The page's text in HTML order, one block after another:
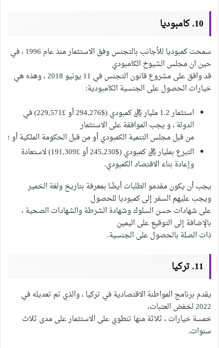
10. كامبوديا
سمحت كمبوديا للأجانب بالتجنس وفق الاستثمار منذ عام 1996 ، في
حين ان مجلس الشيوخ الكامبودي
قد وافق على مشروع قانون التجنس في 11 يونيو 2018 ، وهذه هي
خيارات الحصول على الجنسية الكامبودية:
استثمار 1.2 مليار ريال كمبودي ($294,276 أو £229,571) في
الدولة ، و يجب الموافقة على الاستثمار
من قبل مجلس التنمية الكمبودي أو من قبل الحكومة الملكية أو ؛
التبرع بمليار ريال كمبودي ($245,230 أو £191,309) لاستعادة
وإعادة بناء الاقتصاد الكمبودي.
يجب أن يكون مقدمو الطلبات أيضًا بمعرفة بتاريخ ولغة الخمير
ويجب عليهم السفر إلى كمبوديا للحصول
على شهادات حسن السلوك وشهادة الشرطة والشهادات الصحية ،
بالإضافة إلى التوقيع على اليمين
ذات الصلة بالحصول على الجنسية.
11. تركيا
يقدم برنامج المواطنة الاقتصادية في تركيا ، والذي تم تعديله في
2022 لخفض العتبات،
خمسة خيارات ، ثلاثة منها تنطوي على الاستثمار على مدى ثلاث
سنوات.